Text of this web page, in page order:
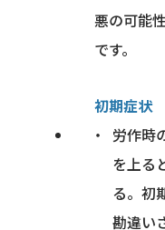
悪の可能
です。
初期症状
労作時
を上る
る。初
勘違い